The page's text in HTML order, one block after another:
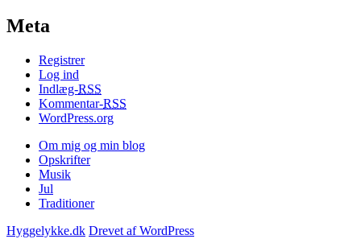
Meta
Registrer
Log ind
Indlæg-RSS
Kommentar-RSS
WordPress.org
Om mig og min blog
Opskrifter
Musik
Jul
Traditioner
Hyggelykke.dk Drevet af WordPress